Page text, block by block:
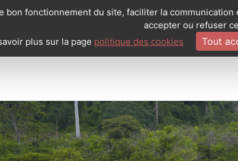
fonctionnement du site, faciliter la
accepter ou refuser
plus sur la page politique des cookies Tout
QUI SOMMES-